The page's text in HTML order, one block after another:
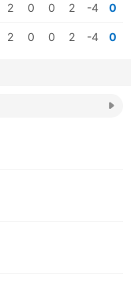
2 0 0 2 -4 0
2 0 0 2 -4 0